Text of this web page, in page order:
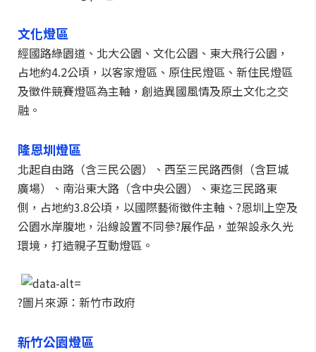
文化燈區
經國路綠園道、北大公園、文化公園、東大飛行公園，
占地約4.2公頃，以客家燈區、原住民燈區、新住民燈區
及徵件競賽燈區為主軸，創造異國風情及原土文化之交
融。
隆恩圳燈區
北起自由路（含三民公園）、西至三民路西側（含巨城
廣場）、南沿東大路（含中央公園）、東迄三民路東
側，占地約3.8公頃，以國際藝術徵件主軸、?恩圳上空及
公園水岸腹地，沿線設置不同參?展作品，並架設永久光
環境，打造親子互動燈區。
?圖片來源：新竹市政府
新竹公園燈區